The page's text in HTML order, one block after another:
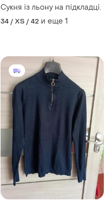
Сукня із льону на підкладці.
34 / XS / 42 и еще 1